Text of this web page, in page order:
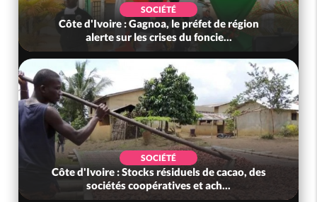
SOCIÉTÉ
Côte d'Ivoire : Gagnoa, le préfet de région
alerte sur les crises du foncie...
SOCIÉTÉ
Côte d'Ivoire : Stocks résiduels de cacao, des
sociétés coopératives et ach...